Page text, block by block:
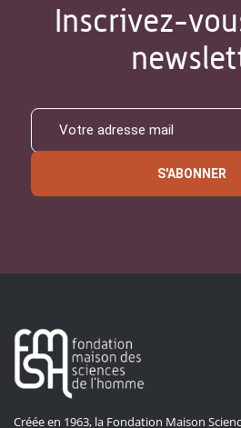
Inscrivez-
S'ABONNER
Créée en 1963, la Fondation Maison